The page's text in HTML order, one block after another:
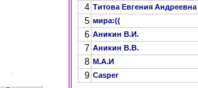
4 Титова Евгения Андреевна
5 мира:((
6 Аникин В.И.
7 Аникин В.В.
8
М.А.И
9 Casper